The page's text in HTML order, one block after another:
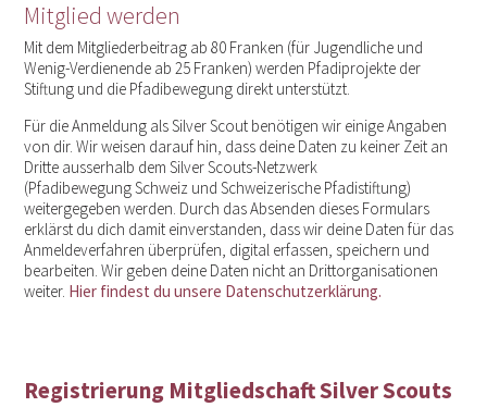
Mitglied werden
Mit dem Mitgliederbeitrag ab 80 Franken (für Jugendliche und
Wenig-Verdienende ab 25 Franken) werden Pfadiprojekte der
Stiftung und die Pfadibewegung direkt unterstützt.
Für die Anmeldung als Silver Scout benötigen wir einige Angaben
von dir. Wir weisen darauf hin, dass deine Daten zu keiner Zeit an
Dritte ausserhalb dem Silver Scouts-Netzwerk
(Pfadibewegung Schweiz und Schweizerische Pfadistiftung)
weitergegeben werden. Durch das Absenden dieses Formulars
erklärst du dich damit einverstanden, dass wir deine Daten für das
Anmeldeverfahren überprüfen, digital erfassen, speichern und
bearbeiten. Wir geben deine Daten nicht an Drittorganisationen
weiter. Hier findest du unsere Datenschutzerklärung.
Registrierung Mitgliedschaft Silver Scouts